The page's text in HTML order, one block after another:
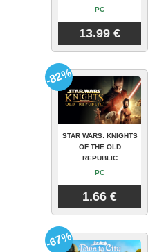
PC
13.99 €
STAR WARS: KNIGHTS
OF THE OLD
REPUBLIC
PC
1.66 €
-82%
-67%